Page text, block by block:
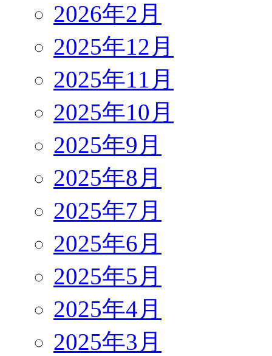
2026年2月
2025年12月
2025年11月
2025年10月
2025年9月
2025年8月
2025年7月
2025年6月
2025年5月
2025年4月
2025年3月